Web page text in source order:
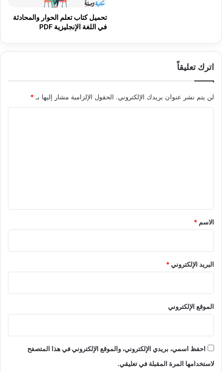
تحميل كتاب تعلم الحوار والمحادثة
في اللغة الإنجليزية PDF
اترك تعليقاً
لن يتم نشر عنوان بريدك الإلكتروني. الحقول الإلزامية مشار إليها بـ*
*
الاسم *
البريد الإلكتروني*
الموقع الإلكتروني
احفظ اسمي، بريدي الإلكتروني، والموقع الإلكتروني في هذا المتصفح
لاستخدامها المرة المقبلة في تعليقي.